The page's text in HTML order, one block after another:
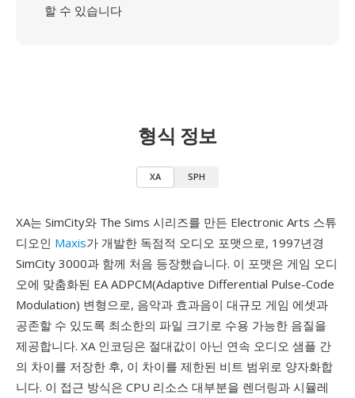
할 수 있습니다
형식 정보
XA SPH
XA는 SimCity와 The Sims 시리즈를 만든 Electronic Arts 스튜
디오인 Maxis가 개발한 독점적 오디오 포맷으로, 1997년경
SimCity 3000과 함께 처음 등장했습니다. 이 포맷은 게임 오디
오에 맞춤화된 EA ADPCM(Adaptive Differential Pulse-Code
Modulation) 변형으로, 음악과 효과음이 대규모 게임 에셋과
공존할 수 있도록 최소한의 파일 크기로 수용 가능한 음질을
제공합니다. XA 인코딩은 절대값이 아닌 연속 오디오 샘플 간
의 차이를 저장한 후, 이 차이를 제한된 비트 범위로 양자화합
니다. 이 접근 방식은 CPU 리소스 대부분을 렌더링과 시뮬레